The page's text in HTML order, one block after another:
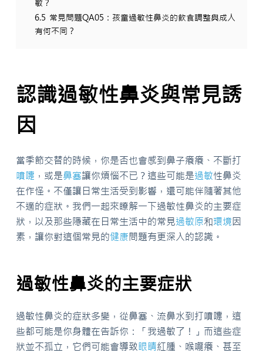
敏？
6.5 常見問題QA05：孩童過敏性鼻炎的飲食調整與成人
有何不同？
認識過敏性鼻炎與常見誘
因
當季節交替的時候，你是否也會感到鼻子癢癢、不斷打
噴嚏 ，或是鼻塞讓你煩惱不已？這些可能是過敏性鼻炎
在作怪。不僅讓日常生活受到影響，還可能伴隨著其他
不適的症狀。我們一起來瞭解一下過敏性鼻炎的主要症
狀，以及那些隱藏在日常生活中的常見過敏原和環境因
素，讓你對這個常見的健康問題有更深入的認識。
過敏性鼻炎的主要症狀
過敏性鼻炎的症狀多變，從鼻塞、流鼻水到打噴嚏，這
些都可能是你身體在告訴你：「我過敏了！」而這些症
狀並不孤立，它們可能會導致眼睛紅腫、喉嚨癢、甚至